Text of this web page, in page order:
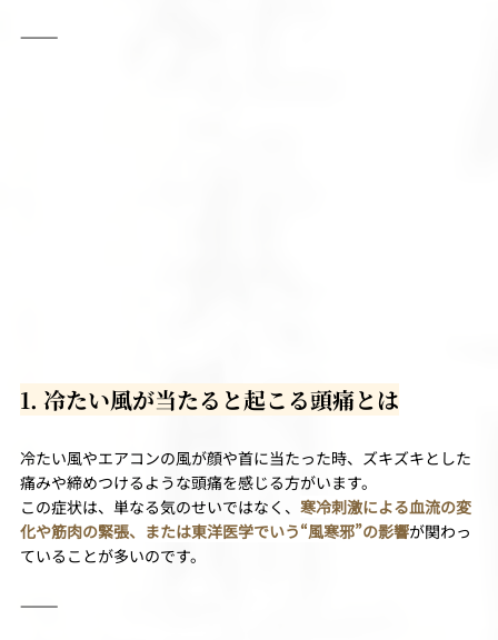
⸻
1. 冷たい風が当たると起こる頭痛とは
冷たい風やエアコンの風が顔や首に当たった時、ズキズキとした
痛みや締めつけるような頭痛を感じる方がいます。
この症状は、単なる気のせいではなく、 寒冷刺激による血流の変
化や筋肉の緊張、または東洋医学でいう“風寒邪”の影響が関わっ
ていることが多いのです。
⸻